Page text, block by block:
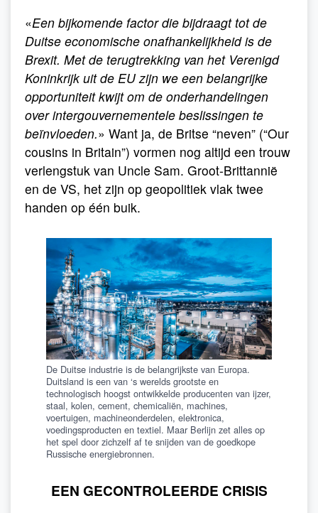
«Een bijkomende factor die bijdraagt tot de
Duitse economische onafhankelijkheid is de
Brexit. Met de terugtrekking van het Verenigd
Koninkrijk uit de EU zijn we een belangrijke
opportuniteit kwijt om de onderhandelingen
over intergouvernementele beslissingen te
beïnvloeden.» Want ja, de Britse “neven” (“Our
cousins in Britain”) vormen nog altijd een trouw
verlengstuk van Uncle Sam. Groot-Brittannië
en de VS, het zijn op geopolitiek vlak twee
handen op één buik.
De Duitse industrie is de belangrijkste van Europa.
Duitsland is een van ‘s werelds grootste en
technologisch hoogst ontwikkelde producenten van ijzer,
staal, kolen, cement, chemicaliën, machines,
voertuigen, machineonderdelen, elektronica,
voedingsproducten en textiel. Maar Berlijn zet alles op
het spel door zichzelf af te snijden van de goedkope
Russische energiebronnen.
EEN GECONTROLEERDE CRISIS